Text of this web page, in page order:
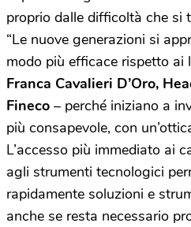
proprio dalle difficoltà che si
“Le nuove generazioni si
modo più efficace rispetto ai
Franca Cavalieri D’Oro,
Fineco – perché iniziano a
più consapevole, con
L’accesso più immediato ai
agli strumenti tecnologici p
rapidamente soluzioni e
anche se resta necessario